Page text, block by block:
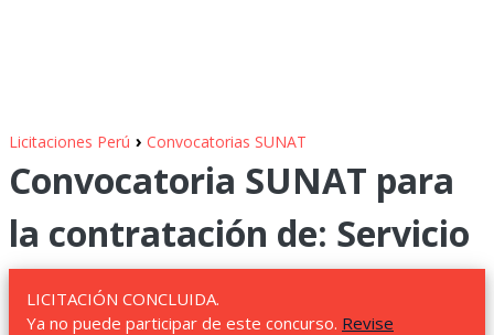
Licitaciones Perú › Convocatorias SUNAT
Convocatoria SUNAT para
la contratación de: Servicio
LICITACIÓN CONCLUIDA.
Ya no puede participar de este concurso. Revise